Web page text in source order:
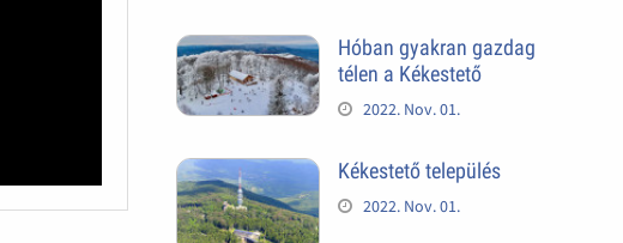
Hóban gyakran gazdag
télen a Kékestető
2022. Nov. 01.
Kékestető település
2022. Nov. 01.